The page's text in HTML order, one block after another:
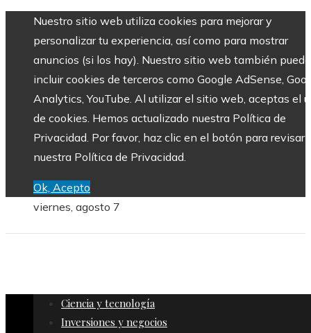
Nuestro sitio web utiliza cookies para mejorar y
personalizar tu experiencia, así como para mostrar
anuncios (si los hay). Nuestro sitio web también puede
incluir cookies de terceros como Google AdSense,
Analytics, YouTube. Al utilizar el sitio web, aceptas el
de cookies. Hemos actualizado nuestra Política de
Privacidad. Por favor, haz clic en el botón para revisar
nuestra Política de Privacidad.
Ok, Acepto
viernes, agosto 7
Ciencia y tecnología
Inversiones y negocios